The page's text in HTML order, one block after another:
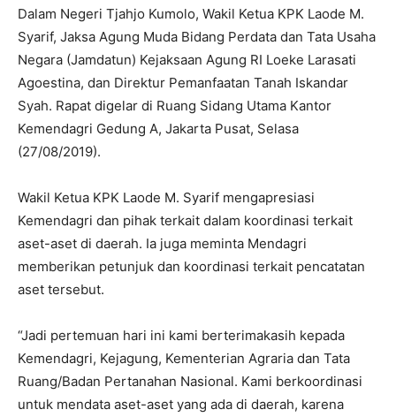
Dalam Negeri Tjahjo Kumolo, Wakil Ketua KPK Laode M.
Syarif, Jaksa Agung Muda Bidang Perdata dan Tata Usaha
Negara (Jamdatun) Kejaksaan Agung RI Loeke Larasati
Agoestina, dan Direktur Pemanfaatan Tanah Iskandar
Syah. Rapat digelar di Ruang Sidang Utama Kantor
Kemendagri Gedung A, Jakarta Pusat, Selasa
(27/08/2019).
Wakil Ketua KPK Laode M. Syarif mengapresiasi
Kemendagri dan pihak terkait dalam koordinasi terkait
aset-aset di daerah. Ia juga meminta Mendagri
memberikan petunjuk dan koordinasi terkait pencatatan
aset tersebut.
“Jadi pertemuan hari ini kami berterimakasih kepada
Kemendagri, Kejagung, Kementerian Agraria dan Tata
Ruang/Badan Pertanahan Nasional. Kami berkoordinasi
untuk mendata aset-aset yang ada di daerah, karena